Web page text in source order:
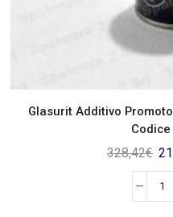
Glasurit Additivo
Codice
328,42€